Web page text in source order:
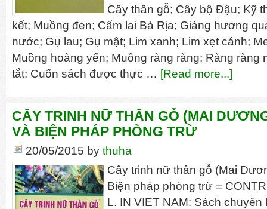
Cây thân gỗ; Cây bộ Đậu; Kỹ
kết; Muồng đen; Cẩm lai Bà Rịa; Giáng hương
nước; Gụ lau; Gụ mật; Lim xanh; Lim xẹt cánh;
Muồng hoàng yến; Muồng ràng ràng; Ràng ràng
tắt: Cuốn sách được thực … [Read more...]
CÂY TRINH NỮ THÂN GỖ (MAI
VÀ BIỆN PHÁP PHÒNG TRỪ
20/05/2015 by thuha
Cây trinh nữ thân gỗ (Mai
Biện pháp phòng trừ =
L. IN VIET NAM: Sách